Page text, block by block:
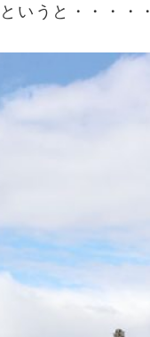
いうと・・・・・